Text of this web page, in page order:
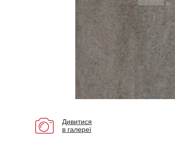
Дивитися
в галереї